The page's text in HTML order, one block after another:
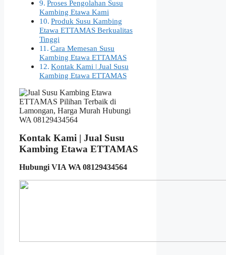
Proses Pengolahan Susu
Kambing Etawa Kami
Produk Susu Kambing
Etawa ETTAMAS Berkualitas
Tinggi
Cara Memesan Susu
Kambing Etawa ETTAMAS
Kontak Kami | Jual Susu
Kambing Etawa ETTAMAS
Kontak Kami | Jual Susu
Kambing Etawa ETTAMAS
Hubungi VIA WA 08129434564